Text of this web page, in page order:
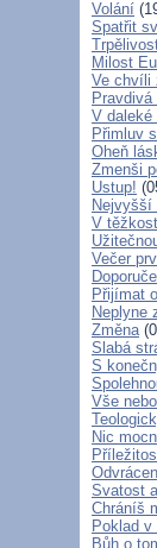
Volání
Spatřit
Milost
Ve chvíli
V daleké
Přimluv
Oheň
Zmenši
Ustup!
Nejvyšší
V
Večer
Přijímat
Neplyne
Změna
Slabá
S
Vše
Nic
Svatost
Chráníš
Poklad v
Bůh o